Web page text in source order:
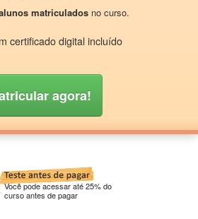
matriculadosno curso.
certificado digital incluído
agora!
Você pode acessar até 25% do
curso antes de pagar